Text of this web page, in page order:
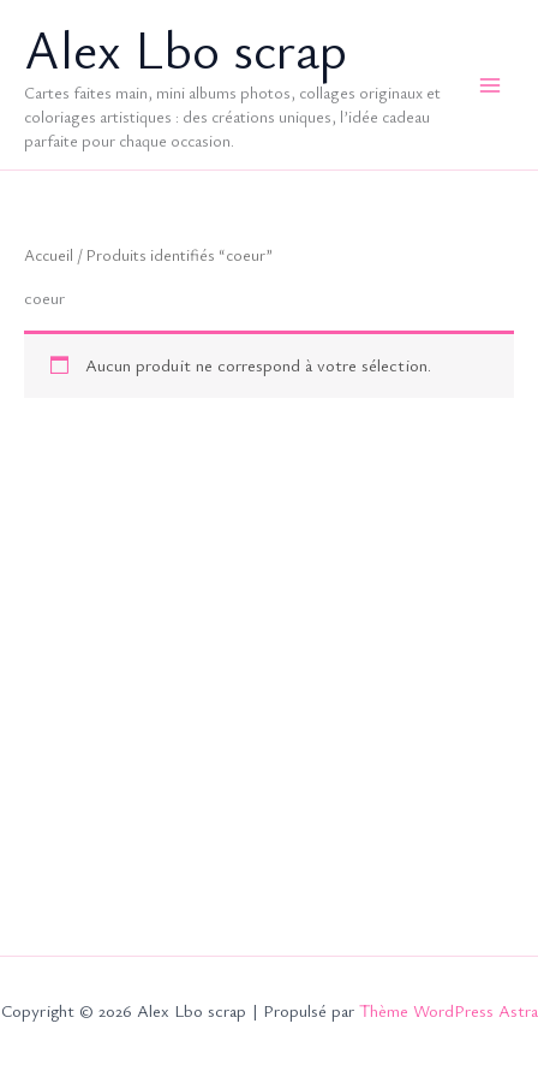
contenuAlex Lbo scrap
Cartes faites main, mini albums photos, collages originaux et
coloriages artistiques : des créations uniques, l’idée cadeau
parfaite pour chaque occasion.
Accueil / Produits identifiés “coeur”
coeur
Aucun produit ne correspond à votre sélection.
Copyright © 2026 Alex Lbo scrap | Propulsé par Thème WordPress Astra